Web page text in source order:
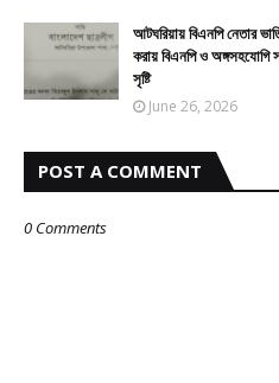
আটঘরিয়ায় বিএনপি নেতার
করায় বিএনপি ও
সৃষ্টি
June 26, 2026
POST A COMMENT
0 Comments